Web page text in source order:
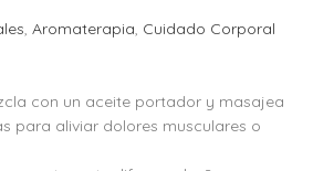
, Aromaterapia, Cuidado Corporal
con un aceite portador y masajea
para aliviar dolores musculares o